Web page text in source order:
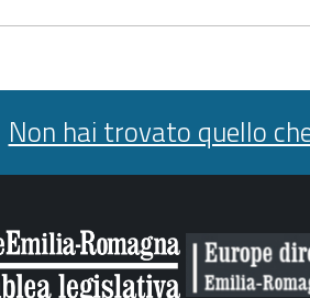
facebook
twitter
Non hai trovato quello